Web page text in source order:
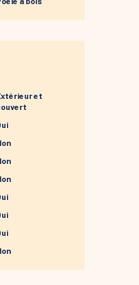
et